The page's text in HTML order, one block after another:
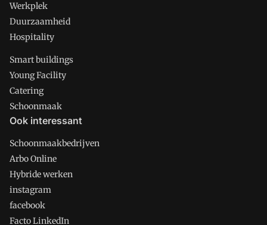
Werkplek
Duurzaamheid
Hospitality
Smart buildings
Young Facility
Catering
Schoonmaak
Ook interessant
Schoonmaakbedrijven
Arbo Online
Hybride werken
instagram
facebook
Facto LinkedIn